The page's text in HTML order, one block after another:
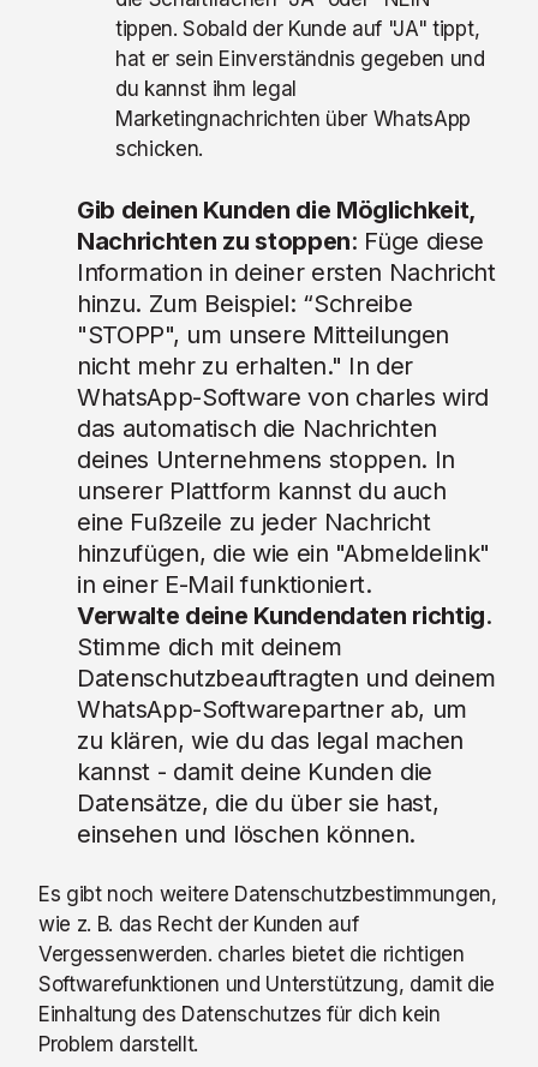
tippen. Sobald der Kunde auf "JA" tippt,
hat er sein Einverständnis gegeben und
du kannst ihm legal
Marketingnachrichten über WhatsApp
schicken.
Gib deinen Kunden die Möglichkeit,
Nachrichten zu stoppen: Füge diese
Information in deiner ersten Nachricht
hinzu. Zum Beispiel: “Schreibe
"STOPP", um unsere Mitteilungen
nicht mehr zu erhalten." In der
WhatsApp-Software von charles wird
das automatisch die Nachrichten
deines Unternehmens stoppen. In
unserer Plattform kannst du auch
eine Fußzeile zu jeder Nachricht
hinzufügen, die wie ein "Abmeldelink"
in einer E-Mail funktioniert.
Verwalte deine Kundendaten richtig.
Stimme dich mit deinem
Datenschutzbeauftragten und deinem
WhatsApp-Softwarepartner ab, um
zu klären, wie du das legal machen
kannst - damit deine Kunden die
Datensätze, die du über sie hast,
einsehen und löschen können.
Es gibt noch weitere Datenschutzbestimmungen,
wie z. B. das Recht der Kunden auf
Vergessenwerden. charles bietet die richtigen
Softwarefunktionen und Unterstützung, damit die
Einhaltung des Datenschutzes für dich kein
Problem darstellt.